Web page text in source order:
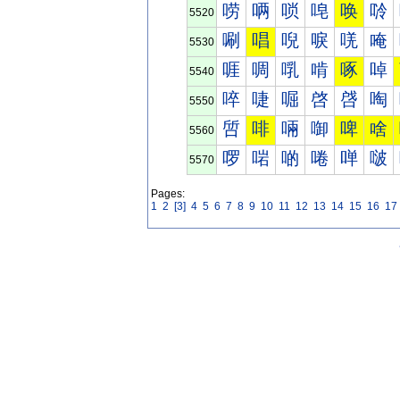
5520 唠 唡 唢 唣 唤 唥
5530 唰 唱 唲 唳 唴 唵
5540 啀 啁 啂 啃 啄 啅
5550 啐 啑 啒 啓 啔 啕
5560 啠 啡 啢 啣 啤 啥
5570 啰 啱 啲 啳 啴 啵
Pages:
1 2 [3] 4 5 6 7 8 9 10 11 12 13 14 15 16 17